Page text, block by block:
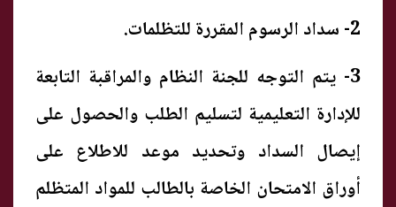
2- سداد الرسوم المقررة للتظلمات.
3- يتم التوجه للجنة النظام والمراقبة التابعة
للإدارة التعليمية لتسليم الطلب والحصول على
إيصال السداد وتحديد موعد للاطلاع على
أوراق الامتحان الخاصة بالطالب للمواد المتظلم